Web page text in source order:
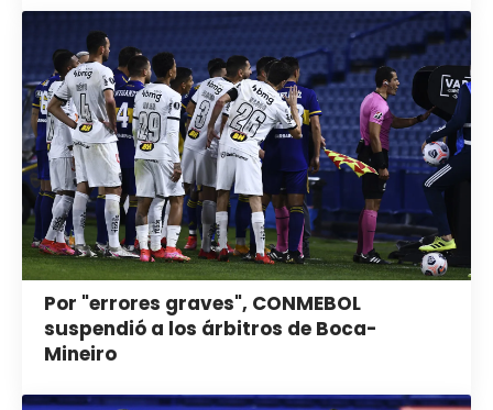
Por "errores graves", CONMEBOL
suspendió a los árbitros de Boca-
Mineiro